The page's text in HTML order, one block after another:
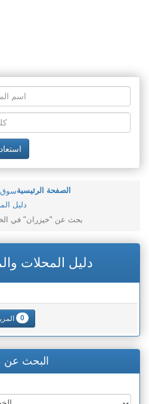
الصفحة الرئيسية
دليل
بحث عن "خيزران" في
دليل المحلات
0
البحث عن